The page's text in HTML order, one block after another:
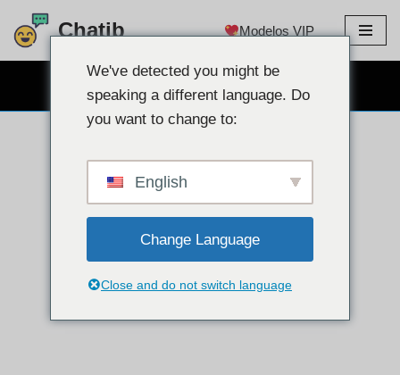
Ir
conteúdo
Chatib Modelos VIP
We've detected you might be
speaking a different language. Do
you want to change to:
English
Change Language
Close and do not switch language